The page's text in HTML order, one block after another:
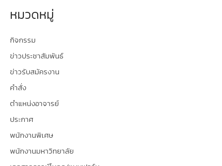
หมวดหมู่
กิจกรรม
ข่าวประชาสัมพันธ์
ข่าวรับสมัครงาน
คำสั่ง
ตำแหน่งอาจารย์
ประกาศ
พนักงานพิเศษ
พนักงานมหาวิทยาลัย